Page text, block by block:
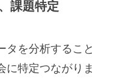
課題特定
タを分析すること
に特定つながりま